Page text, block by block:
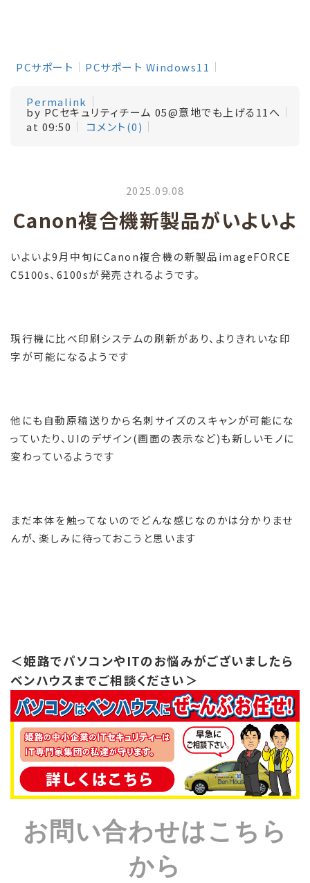
PCサポート PCサポート Windows11
Permalink
by PCセキュリティチーム 05@意地でも上げる11へ
at 09:50
コメント(0)
2025.09.08
Canon複合機新製品がいよいよ
いよいよ9月中旬にCanon複合機の新製品imageFORCE
C5100s、 6100sが発売されるようです。
現行機に比べ印刷システムの刷新があり、よりきれいな印
字が可能になるようです
他にも自動原稿送りから名刺サイズのスキャンが可能にな
っていたり、 UIのデザイン(画面の表示など)も新しいモノに
変わっているようです
まだ本体を触ってないのでどんな感じなのかは分かりませ
んが、楽しみに待っておこうと思います
＜姫路でパソコンやITのお悩みがございましたら
ベンハウスまでご相談ください＞
お問い合わせはこちら
から